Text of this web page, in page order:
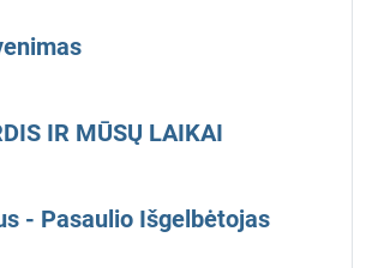
IR MŪSŲ LAIKAI
- Pasaulio Išgelbėtojas